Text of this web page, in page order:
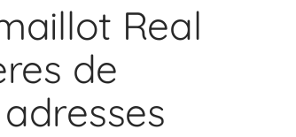
Real
de